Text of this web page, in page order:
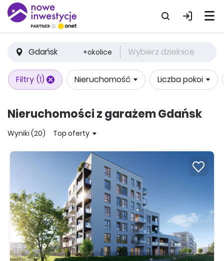
Gdańsk +okolice Wybierz dzielnicę
Filtry (1) Nieruchomość Liczba pokoi
Nieruchomości z garażem Gdańsk
Wyniki (20) Top oferty